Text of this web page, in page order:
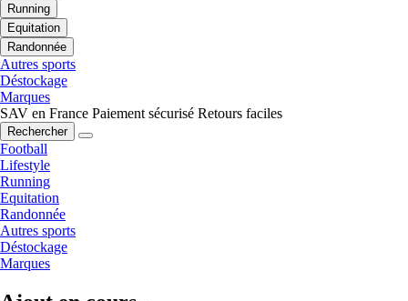
Running
Equitation
Randonnée
Autres sports
Déstockage
Marques
SAV en France Paiement sécurisé Retours faciles
Rechercher
Football
Lifestyle
Running
Equitation
Randonnée
Autres sports
Déstockage
Marques